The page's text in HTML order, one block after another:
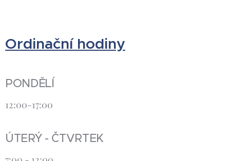
Ordinační hodiny
PONDĚLÍ
12:00-17:00
ÚTERÝ - ČTVRTEK